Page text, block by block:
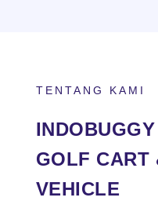
TENTANG KAMI
GOLF CART
VEHICLE